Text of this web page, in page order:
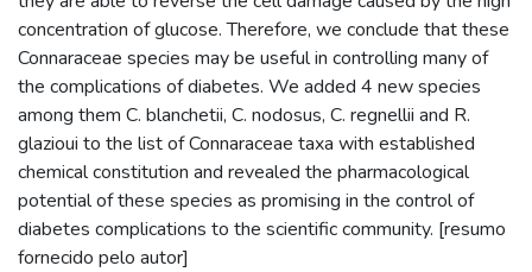
concentration of glucose. Therefore, we conclude that these
Connaraceae species may be useful in controlling many of
the complications of diabetes. We added 4 new species
among them C. blanchetii, C. nodosus, C. regnellii and R.
glazioui to the list of Connaraceae taxa with established
chemical constitution and revealed the pharmacological
potential of these species as promising in the control of
diabetes complications to the scientific community. [resumo
fornecido pelo autor]